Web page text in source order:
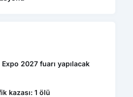
2027 fuarı yapılacak
kazası: 1 ölü